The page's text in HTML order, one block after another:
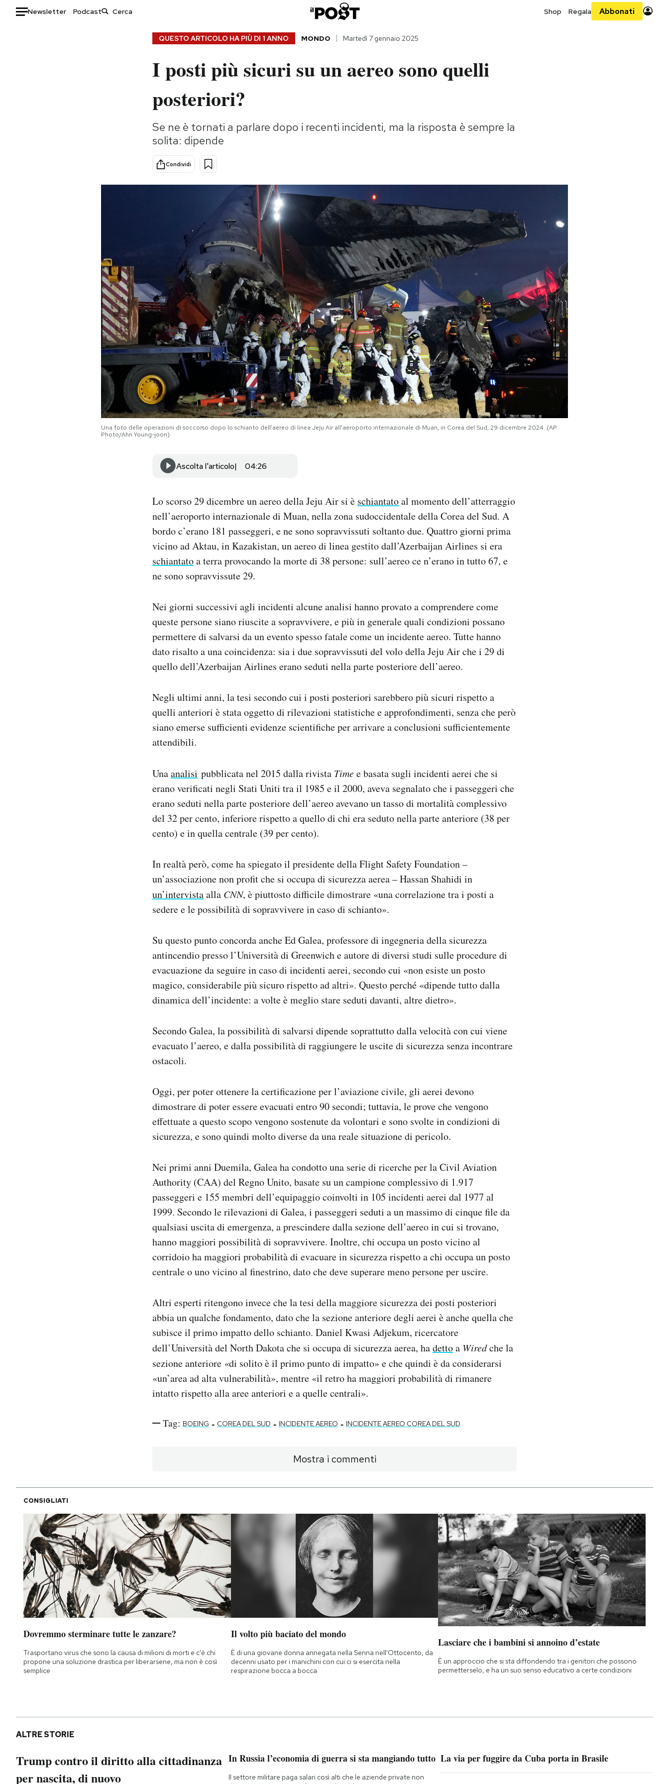
Newsletter Podcast Shop Regala Abbonati
Consumismi
Storie/Idee
Ok Boomer!
Altrecose
QUESTO ARTICOLO HA PIÙ DI 1 ANNO MONDO Martedì 7 gennaio 2025
I posti più sicuri su un aereo sono quelli
posteriori?
Se ne è tornati a parlare dopo i recenti incidenti, ma la risposta è sempre la
solita: dipende
Condividi
Una foto delle operazioni di soccorso dopo lo schianto dell'aereo di linea Jeju Air all'aeroporto internazionale di Muan, in Corea del Sud, 29 dicembre 2024. (AP
Photo/Ahn Young-joon)
Ascolta l'articolo 04:26
Lo scorso 29 dicembre un aereo della Jeju Air si è schiantatoal momento dell’atterraggio
nell’aeroporto internazionale di Muan, nella zona sudoccidentale della Corea del Sud. A
bordo c’erano 181 passeggeri, e ne sono sopravvissuti soltanto due. Quattro giorni prima
vicino ad Aktau, in Kazakistan, un aereo di linea gestito dall’Azerbaijan Airlines si era
schiantatoa terra provocando la morte di 38 persone: sull’aereo ce n’erano in tutto 67, e
ne sono sopravvissute 29.
Nei giorni successivi agli incidenti alcune analisi hanno provato a comprendere come
queste persone siano riuscite a sopravvivere, e più in generale quali condizioni possano
permettere di salvarsi da un evento spesso fatale come un incidente aereo. Tutte hanno
dato risalto a una coincidenza: sia i due sopravvissuti del volo della Jeju Air che i 29 di
quello dell’Azerbaijan Airlines erano seduti nella parte posteriore dell’aereo.
Negli ultimi anni, la tesi secondo cui i posti posteriori sarebbero più sicuri rispetto a
quelli anteriori è stata oggetto di rilevazioni statistiche e approfondimenti, senza che però
siano emerse sufficienti evidenze scientifiche per arrivare a conclusioni sufficientemente
attendibili.
Unaanalisi pubblicata nel 2015 dalla rivista Timee basata sugli incidenti aerei che si
erano verificati negli Stati Uniti tra il 1985 e il 2000, aveva segnalato che i passeggeri che
erano seduti nella parte posteriore dell’aereo avevano un tasso di mortalità complessivo
del 32 per cento, inferiore rispetto a quello di chi era seduto nella parte anteriore (38 per
cento) e in quella centrale (39 per cento).
In realtà però, come ha spiegato il presidente della Flight Safety Foundation –
un’associazione non profit che si occupa di sicurezza aerea – Hassan Shahidi in
un’intervistaalla CNN, è piuttosto difficile dimostrare «una correlazione tra i posti a
sedere e le possibilità di sopravvivere in caso di schianto».
Su questo punto concorda anche Ed Galea, professore di ingegneria della sicurezza
antincendio presso l’Università di Greenwich e autore di diversi studi sulle procedure di
evacuazione da seguire in caso di incidenti aerei, secondo cui «non esiste un posto
magico, considerabile più sicuro rispetto ad altri». Questo perché «dipende tutto dalla
dinamica dell’incidente: a volte è meglio stare seduti davanti, altre dietro».
Secondo Galea, la possibilità di salvarsi dipende soprattutto dalla velocità con cui viene
evacuato l’aereo, e dalla possibilità di raggiungere le uscite di sicurezza senza incontrare
ostacoli.
Oggi, per poter ottenere la certificazione per l’aviazione civile, gli aerei devono
dimostrare di poter essere evacuati entro 90 secondi; tuttavia, le prove che vengono
effettuate a questo scopo vengono sostenute da volontari e sono svolte in condizioni di
sicurezza, e sono quindi molto diverse da una reale situazione di pericolo.
Nei primi anni Duemila, Galea ha condotto una serie di ricerche per la Civil Aviation
Authority (CAA) del Regno Unito, basate su un campione complessivo di 1.917
passeggeri e 155 membri dell’equipaggio coinvolti in 105 incidenti aerei dal 1977 al
1999. Secondo le rilevazioni di Galea, i passeggeri seduti a un massimo di cinque file da
qualsiasi uscita di emergenza, a prescindere dalla sezione dell’aereo in cui si trovano,
hanno maggiori possibilità di sopravvivere. Inoltre, chi occupa un posto vicino al
corridoio ha maggiori probabilità di evacuare in sicurezza rispetto a chi occupa un posto
centrale o uno vicino al finestrino, dato che deve superare meno persone per uscire.
Altri esperti ritengono invece che la tesi della maggiore sicurezza dei posti posteriori
abbia un qualche fondamento, dato che la sezione anteriore degli aerei è anche quella che
subisce il primo impatto dello schianto. Daniel Kwasi Adjekum, ricercatore
dell’Università del North Dakota che si occupa di sicurezza aerea, hadettoa Wiredche la
sezione anteriore «di solito è il primo punto di impatto» e che quindi è da considerarsi
«un’area ad alta vulnerabilità», mentre «il retro ha maggiori probabilità di rimanere
intatto rispetto alla aree anteriori e a quelle centrali».
Tag: BOEING - COREA DEL SUD - INCIDENTE AEREO - INCIDENTE AEREO COREA DEL SUD
Mostra i commenti
CONSIGLIATI
Dovremmo sterminare tutte le zanzare?
Trasportano virus che sono la causa di milioni di morti e c'è chi
propone una soluzione drastica per liberarsene, ma non è così
semplice
Il volto più baciato del mondo
È di una giovane donna annegata nella Senna nell'Ottocento, da
decenni usato per i manichini con cui ci si esercita nella
respirazione bocca a bocca
Lasciare che i bambini si annoino d’estate
È un approccio che si sta diffondendo tra i genitori che possono
permetterselo, e ha un suo senso educativo a certe condizioni
ALTRE STORIE
Trump contro il diritto alla cittadinanza
per nascita, di nuovo
In Russia l’economia di guerra si sta mangiando tutto
Il settore militare paga salari così alti che le aziende private non
La via per fuggire da Cuba porta in Brasile